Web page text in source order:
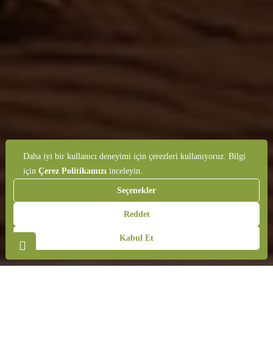
Daha iyi bir kullanıcı deneyimi için çerezleri kullanıyoruz. Bilgi
için Çerez Politikamızıinceleyin.
Seçenekler
Reddet
Kabul Et